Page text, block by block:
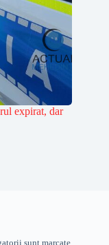
expirat, dar
sunt marcate